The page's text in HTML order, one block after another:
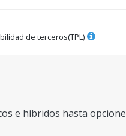
de terceros(TPL)
e híbridos hasta